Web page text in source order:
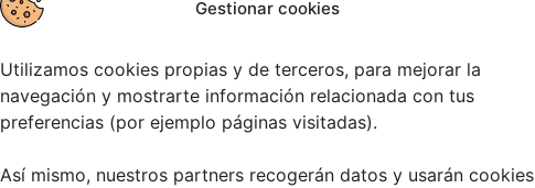
Gestionar cookies
Utilizamos cookies propias y de terceros, para mejorar la
navegación y mostrarte información relacionada con tus
preferencias (por ejemplo páginas visitadas).
Así mismo, nuestros partners recogerán datos y usarán cookies